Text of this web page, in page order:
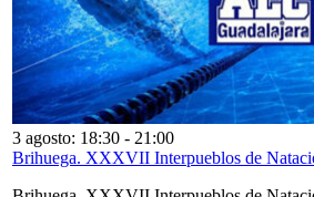
3 agosto: 18:30 - 21:00
Brihuega. XXXVII Interpueblos de